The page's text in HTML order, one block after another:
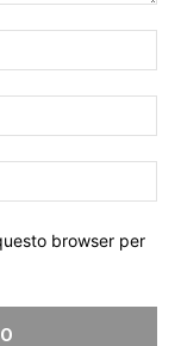
browser per